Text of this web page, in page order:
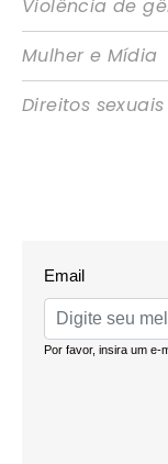
Violência de
Mulher e Mídia
Direitos